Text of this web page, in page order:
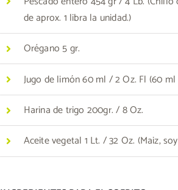
de aprox. 1 libra la unidad.)
Orégano 5 gr.
Jugo de limón 60 ml / 2 Oz. Fl (60 ml
Harina de trigo 200gr. / 8 Oz.
Aceite vegetal 1 Lt. / 32 Oz. (Maiz,